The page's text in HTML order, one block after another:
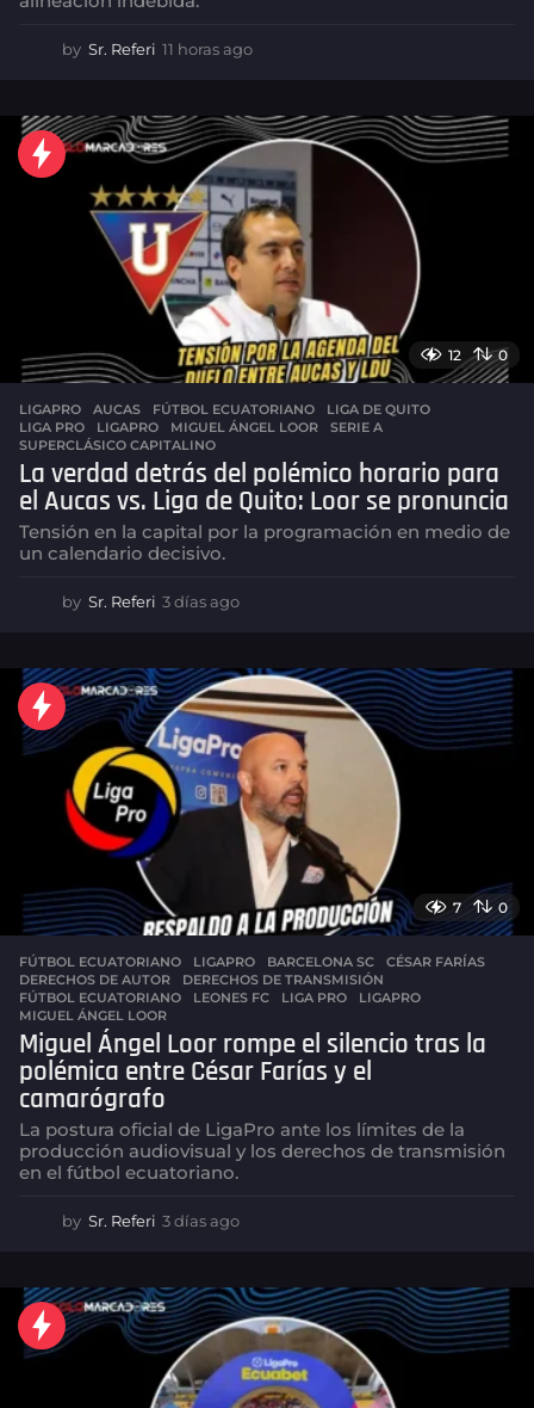
by Sr. Referi 11 horas ago
o
r
s
a
g
o
12 0
LIGAPRO AUCAS ,FÚTBOL ECUATORIANO ,LIGA DE QUITO
LIGA PRO
,LIGAPRO ,MIGUEL ÁNGEL LOOR ,SERIE A
SUPERCLÁSICO CAPITALINO
La verdad detrás del polémico horario para
el Aucas vs. Liga de Quito: Loor se pronuncia
Tensión en la capital por la programación en medio de
un calendario decisivo.
by Sr. Referi 3 días ago
a
s
a
g
o
7 0
FÚTBOL ECUATORIANO ,LIGAPRO BARCELONA SC ,CÉSAR FARÍAS
DERECHOS DE AUTOR
,DERECHOS DE TRANSMISIÓN
FÚTBOL ECUATORIANO
,LEONES FC ,LIGA PRO ,LIGAPRO
MIGUEL ÁNGEL LOOR
Miguel Ángel Loor rompe el silencio tras la
polémica entre César Farías y el
camarógrafo
La postura oficial de LigaPro ante los límites de la
producción audiovisual y los derechos de transmisión
en el fútbol ecuatoriano.
by Sr. Referi 3 días ago
a
s
a
g
o